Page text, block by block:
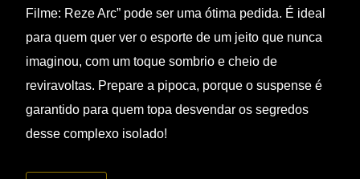
Filme: Reze Arc” pode ser uma ótima pedida. É ideal
para quem quer ver o esporte de um jeito que nunca
imaginou, com um toque sombrio e cheio de
reviravoltas. Prepare a pipoca, porque o suspense é
garantido para quem topa desvendar os segredos
desse complexo isolado!